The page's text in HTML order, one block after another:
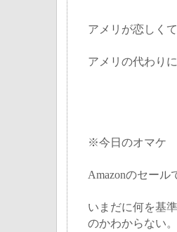
アメリが恋しく
アメリの代わり
※今日のオマケ
Amazonのセール
いまだに何を基
のかわからない。